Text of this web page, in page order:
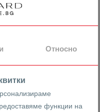
Особености
Относно
функции на